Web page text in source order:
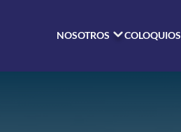
NOSOTROS COLOQUIOS